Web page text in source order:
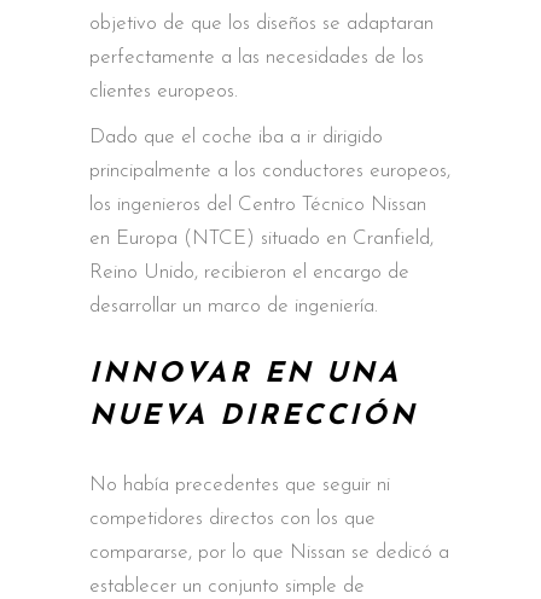
objetivo de que los diseños se adaptaran
perfectamente a las necesidades de los
clientes europeos.
Dado que el coche iba a ir dirigido
principalmente a los conductores europeos,
los ingenieros del Centro Técnico Nissan
en Europa (NTCE) situado en Cranfield,
Reino Unido, recibieron el encargo de
desarrollar un marco de ingeniería.
INNOVAR EN UNA
NUEVA DIRECCIÓN
No había precedentes que seguir ni
competidores directos con los que
compararse, por lo que Nissan se dedicó a
establecer un conjunto simple de